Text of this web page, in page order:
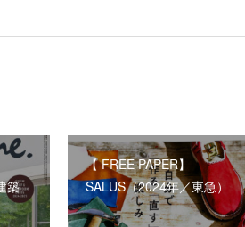
築
【 FREE PAPER】
SALUS（2024年／東急）